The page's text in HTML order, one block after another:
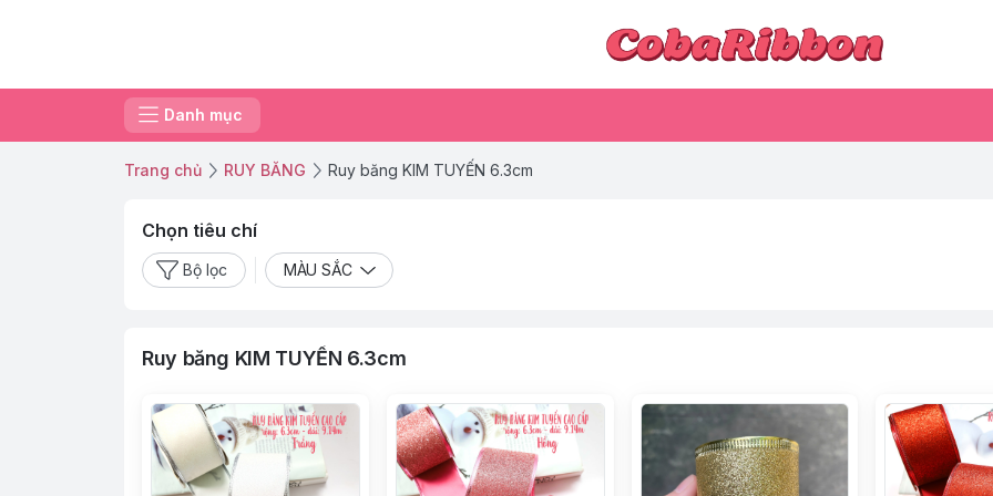
Danh mục
Trang chủ RUY BĂNG Ruy băng KIM TUYẾN 6.3cm
Chọn tiêu chí
Bộ lọc MÀU SẮC
Ruy băng KIM TUYẾN 6.3cm